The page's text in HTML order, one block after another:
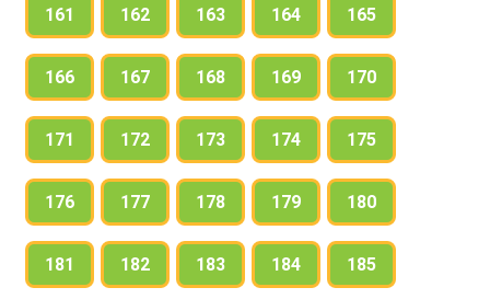
161 162 163 164 165
166 167 168 169 170
171 172 173 174 175
176 177 178 179 180
181 182 183 184 185